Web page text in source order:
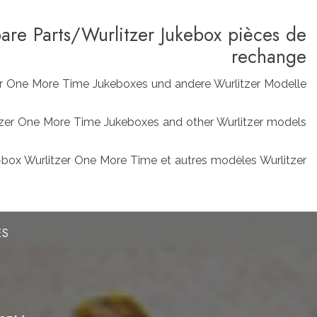
Parts/Wurlitzer Jukebox pièces de
rechange
More Time Jukeboxes und andere Wurlitzer Modelle
One More Time Jukeboxes and other Wurlitzer models
Wurlitzer One More Time et autres modèles Wurlitzer